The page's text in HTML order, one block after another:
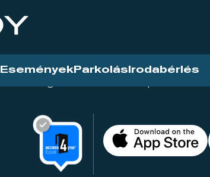
Események Parkolás Irodabérlés